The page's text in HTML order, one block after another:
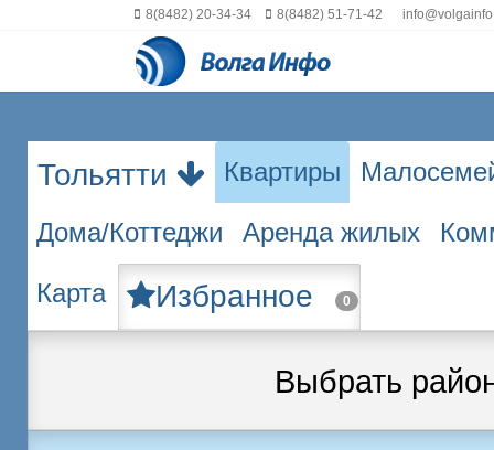
8(8482) 20-34-34 8(8482) 51-71-42
Тольятти Квартиры
Дома/Коттеджи Аренда жилых
Карта Избранное 0
Выбрать